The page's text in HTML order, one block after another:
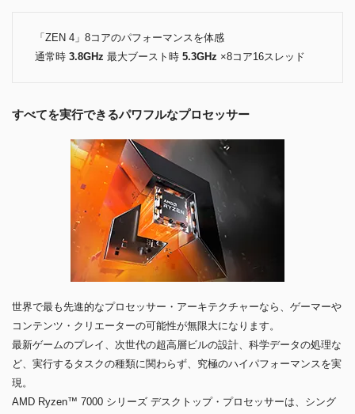
「ZEN 4」8コアのパフォーマンスを体感
通常時 3.8GHz 最大ブースト時 5.3GHz ×8コア16スレッド
すべてを実行できるパワフルなプロセッサー
世界で最も先進的なプロセッサー・アーキテクチャーなら、ゲーマーや
コンテンツ・クリエーターの可能性が無限大になります。
最新ゲームのプレイ、次世代の超高層ビルの設計、科学データの処理な
ど、実行するタスクの種類に関わらず、究極のハイパフォーマンスを実
現。
AMD Ryzen™ 7000 シリーズ デスクトップ・プロセッサーは、シング